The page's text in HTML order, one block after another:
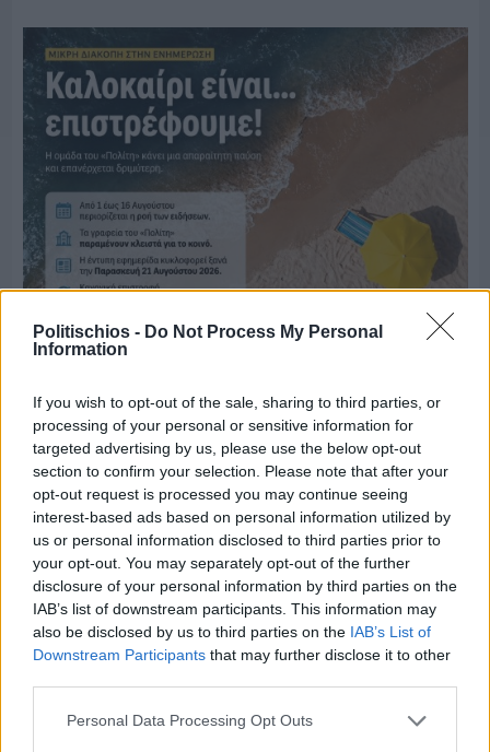
Politischios - Do Not Process My Personal
Information
If you wish to opt-out of the sale, sharing to third parties, or
processing of your personal or sensitive information for
targeted advertising by us, please use the below opt-out
section to confirm your selection. Please note that after your
opt-out request is processed you may continue seeing
interest-based ads based on personal information utilized by
us or personal information disclosed to third parties prior to
your opt-out. You may separately opt-out of the further
disclosure of your personal information by third parties on the
IAB’s list of downstream participants. This information may
also be disclosed by us to third parties on the IAB’s List of
Downstream Participants that may further disclose it to other
Personal Data Processing Opt Outs
Μία μικρή αλλά αναγκαία ανάπαυλα για την
ομάδα του «Πολίτη»